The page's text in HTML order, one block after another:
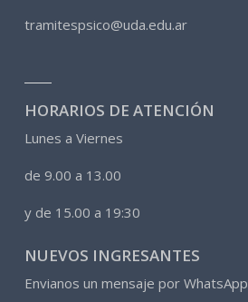
tramitespsico@uda.edu.ar
HORARIOS DE ATENCIÓN
Lunes a Viernes
de 9.00 a 13.00
y de 15.00 a 19:30
NUEVOS INGRESANTES
Envianos un mensaje por WhatsApp